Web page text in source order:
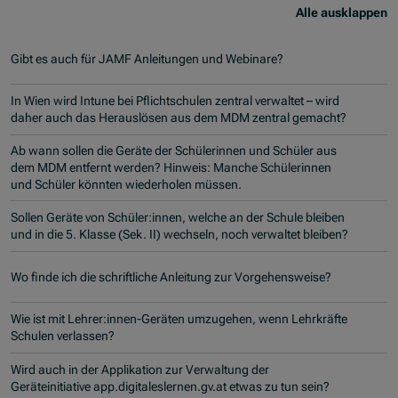
Alle ausklappen
Gibt es auch für JAMF Anleitungen und Webinare?
In Wien wird Intune bei Pflichtschulen zentral verwaltet – wird
daher auch das Herauslösen aus dem MDM zentral gemacht?
Ab wann sollen die Geräte der Schülerinnen und Schüler aus
dem MDM entfernt werden? Hinweis: Manche Schülerinnen
und Schüler könnten wiederholen müssen.
Sollen Geräte von Schüler:innen, welche an der Schule bleiben
und in die 5. Klasse (Sek. II) wechseln, noch verwaltet bleiben?
Wo finde ich die schriftliche Anleitung zur Vorgehensweise?
Wie ist mit Lehrer:innen-Geräten umzugehen, wenn Lehrkräfte
Schulen verlassen?
Wird auch in der Applikation zur Verwaltung der
Geräteinitiative app.digitaleslernen.gv.at etwas zu tun sein?